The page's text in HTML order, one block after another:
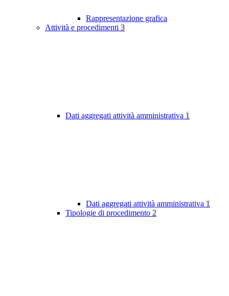
Rappresentazione grafica
Attività e procedimenti 3
Dati aggregati attività amministrativa 1
Dati aggregati attività amministrativa 1
Tipologie di procedimento 2